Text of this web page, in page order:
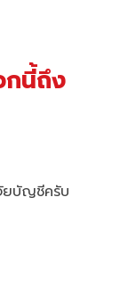
กนี้ถึง
ยบัญชีครับ